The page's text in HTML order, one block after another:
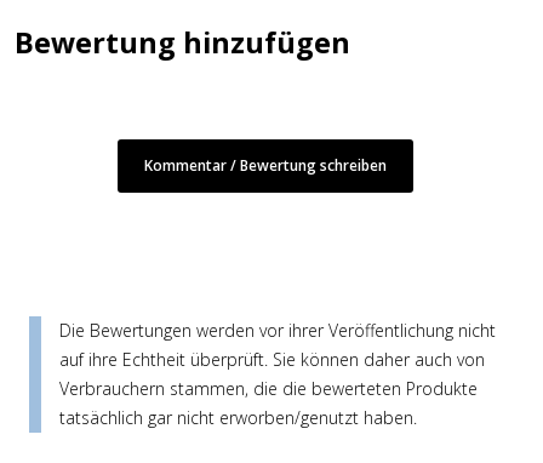
Bewertung hinzufügen
Kommentar / Bewertung schreiben
Die Bewertungen werden vor ihrer Veröffentlichung nicht
auf ihre Echtheit überprüft. Sie können daher auch von
Verbrauchern stammen, die die bewerteten Produkte
tatsächlich gar nicht erworben/genutzt haben.